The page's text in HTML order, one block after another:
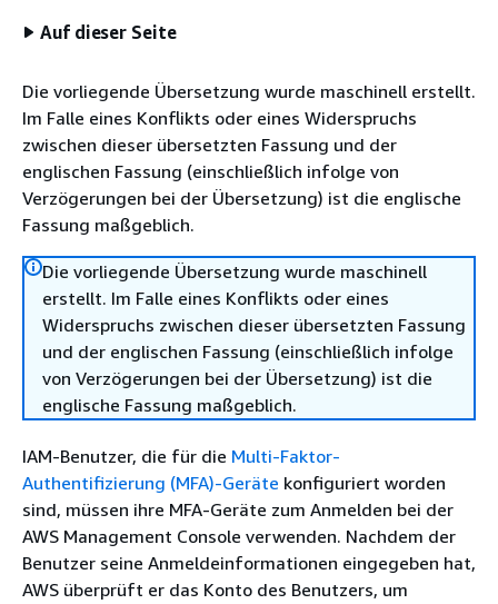
Auf dieser Seite
Die vorliegende Übersetzung wurde maschinell erstellt.
Im Falle eines Konflikts oder eines Widerspruchs
zwischen dieser übersetzten Fassung und der
englischen Fassung (einschließlich infolge von
Verzögerungen bei der Übersetzung) ist die englische
Fassung maßgeblich.
Die vorliegende Übersetzung wurde maschinell
erstellt. Im Falle eines Konflikts oder eines
Widerspruchs zwischen dieser übersetzten Fassung
und der englischen Fassung (einschließlich infolge
von Verzögerungen bei der Übersetzung) ist die
englische Fassung maßgeblich.
IAM-Benutzer, die für die Multi-Faktor-
Authentifizierung (MFA)-Geräte konfiguriert worden
sind, müssen ihre MFA-Geräte zum Anmelden bei der
AWS Management Console verwenden. Nachdem der
Benutzer seine Anmeldeinformationen eingegeben hat,
AWS überprüft er das Konto des Benutzers, um